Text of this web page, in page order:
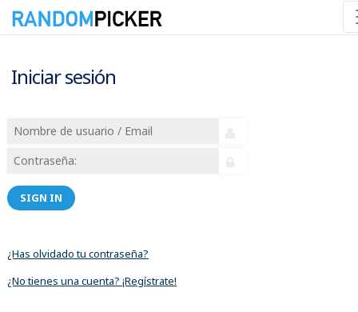
Iniciar sesión
SIGN IN
¿Has olvidado tu contraseña?
¿No tienes una cuenta? ¡Regístrate!